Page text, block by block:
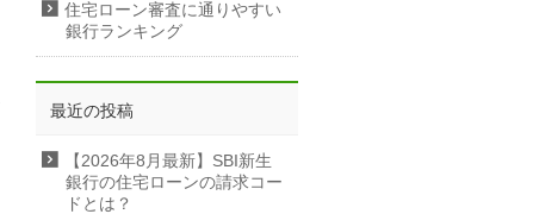
住宅ローン審査に通りやすい
銀行ランキング
最近の投稿
【2026年8月最新】SBI新生
銀行の住宅ローンの請求コー
ドとは？